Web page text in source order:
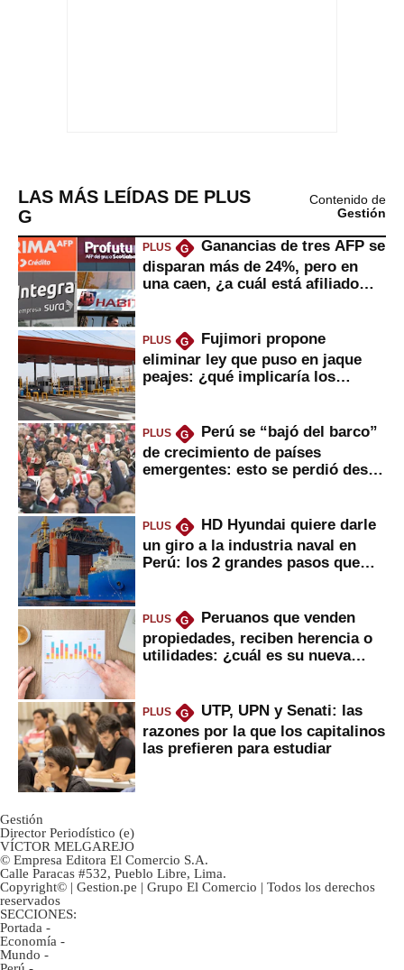
LAS MÁS LEÍDAS DE PLUS
G
Contenido de
Gestión
PLUS G
Ganancias de tres AFP se
disparan más de 24%, pero en
una caen, ¿a cuál está afiliado
PLUS G
Fujimori propone
eliminar ley que puso en jaque
peajes: ¿qué implicaría los
PLUS G
Perú se “bajó del barco”
de crecimiento de países
emergentes: esto se perdió desde
PLUS G
HD Hyundai quiere darle
un giro a la industria naval en
Perú: los 2 grandes pasos que
PLUS G
Peruanos que venden
propiedades, reciben herencia o
utilidades: ¿cuál es su nueva
PLUS G
UTP, UPN y Senati: las
razones por la que los capitalinos
las prefieren para estudiar
Gestión
Director Periodístico (e)
VÍCTOR MELGAREJO
© Empresa Editora El Comercio S.A.
Calle Paracas #532, Pueblo Libre, Lima.
Copyright© | Gestion.pe | Grupo El Comercio | Todos los derechos
reservados
SECCIONES:
Portada -
Economía -
Mundo -